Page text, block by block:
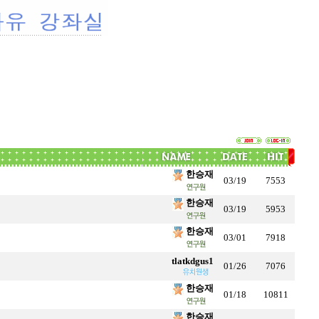
한승재
03/19 7553
한승재
03/19 5953
한승재
03/01 7918
tlatkdgus1 01/26 7076
한승재
01/18 10811
한승재